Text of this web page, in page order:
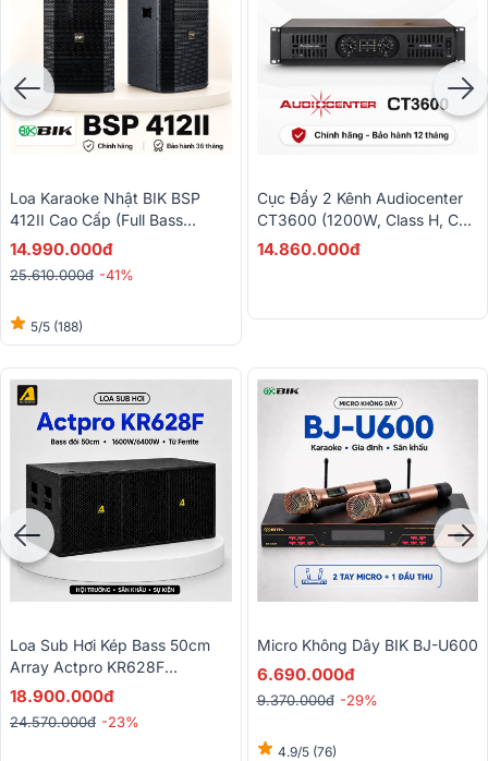
Loa Karaoke Nhật BIK BSP
412II Cao Cấp (Full Bass
30cm)
14.990.000đ
25.610.000đ -41%
5/5 (188)
Cục Đẩy 2 Kênh Audiocenter
CT3600 (1200W, Class H, Có
Bridge)
14.860.000đ
Loa Sub Hơi Kép Bass 50cm
Array Actpro KR628F
(1600W/6400W)
18.900.000đ
24.570.000đ -23%
Micro Không Dây BIK BJ-U600
6.690.000đ
9.370.000đ -29%
4.9/5 (76)